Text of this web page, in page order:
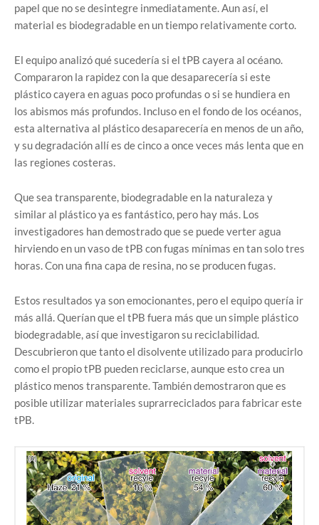
papel que no se desintegre inmediatamente. Aun así, el
material es biodegradable en un tiempo relativamente corto.
El equipo analizó qué sucedería si el tPB cayera al océano.
Compararon la rapidez con la que desaparecería si este
plástico cayera en aguas poco profundas o si se hundiera en
los abismos más profundos. Incluso en el fondo de los océanos,
esta alternativa al plástico desaparecería en menos de un año,
y su degradación allí es de cinco a once veces más lenta que en
las regiones costeras.
Que sea transparente, biodegradable en la naturaleza y
similar al plástico ya es fantástico, pero hay más. Los
investigadores han demostrado que se puede verter agua
hirviendo en un vaso de tPB con fugas mínimas en tan solo tres
horas. Con una fina capa de resina, no se producen fugas.
Estos resultados ya son emocionantes, pero el equipo quería ir
más allá. Querían que el tPB fuera más que un simple plástico
biodegradable, así que investigaron su reciclabilidad.
Descubrieron que tanto el disolvente utilizado para producirlo
como el propio tPB pueden reciclarse, aunque esto crea un
plástico menos transparente. También demostraron que es
posible utilizar materiales suprarreciclados para fabricar este
tPB.